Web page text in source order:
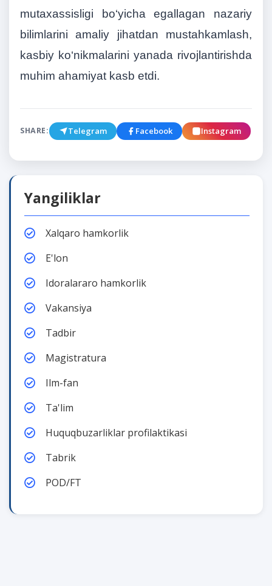
mutaxassisligi bo‘yicha egallagan nazariy
bilimlarini amaliy jihatdan mustahkamlash,
kasbiy ko‘nikmalarini yanada rivojlantirishda
muhim ahamiyat kasb etdi.
SHARE: Telegram Facebook Instagram
Yangiliklar
Xalqaro hamkorlik
E'lon
Idoralararo hamkorlik
Vakansiya
Tadbir
Magistratura
Ilm-fan
Ta'lim
Huquqbuzarliklar profilaktikasi
Tabrik
POD/FT